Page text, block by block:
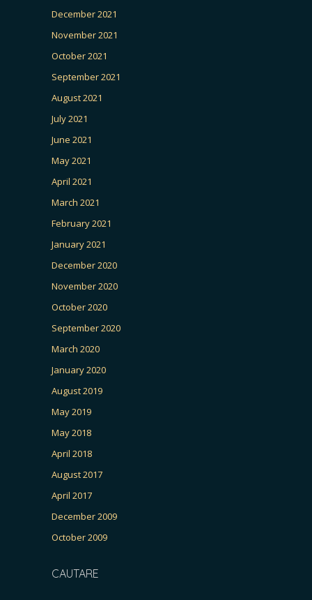
December 2021
November 2021
October 2021
September 2021
August 2021
July 2021
June 2021
May 2021
April 2021
March 2021
February 2021
January 2021
December 2020
November 2020
October 2020
September 2020
March 2020
January 2020
August 2019
May 2019
May 2018
April 2018
August 2017
April 2017
December 2009
October 2009
CAUTARE